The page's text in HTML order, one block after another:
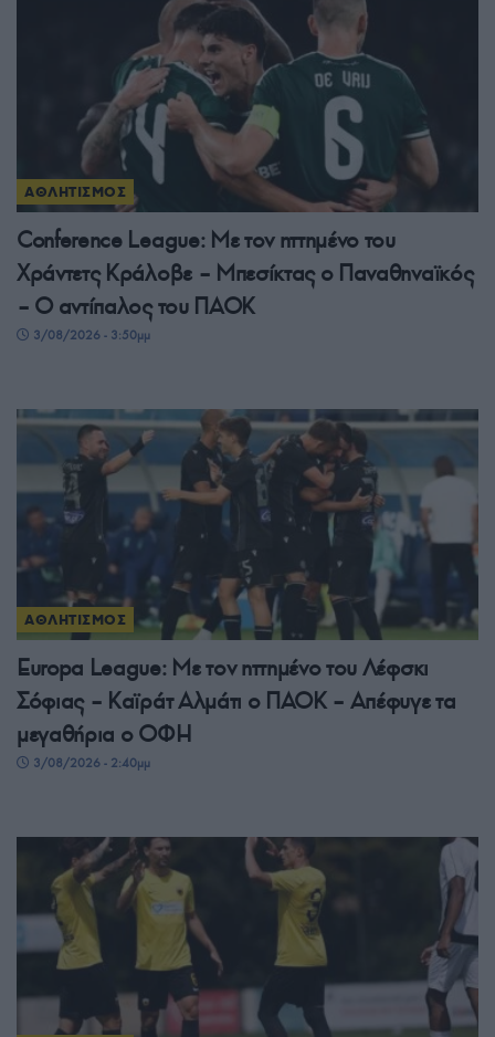
ΑΘΛΗΤΙΣΜΟΣ
Conference League: Με τον ηττημένο του
Χράντετς Κράλοβε – Μπεσίκτας ο Παναθηναϊκός
– Ο αντίπαλος του ΠΑΟΚ
3/08/2026 - 3:50μμ
ΑΘΛΗΤΙΣΜΟΣ
Europa League: Με τον ηττημένο του Λέφσκι
Σόφιας – Καϊράτ Αλμάτι ο ΠΑΟΚ – Απέφυγε τα
μεγαθήρια ο ΟΦΗ
3/08/2026 - 2:40μμ